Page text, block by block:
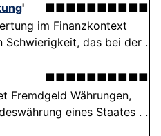
'
■■■■■■■■■■
im Finanzkontext
Schwierigkeit, das bei der .
■■■■■■■■■■
Fremdgeld Währungen,
eines Staates . .